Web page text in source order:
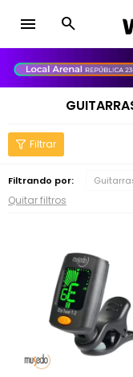
menu
Filtrando por:
Quitar filtros
close